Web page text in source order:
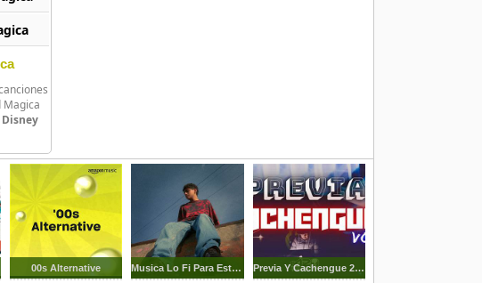
Magica
00s Alternative Musica Lo Fi Para Estudiar 2 Previa Y Cachengue 2023